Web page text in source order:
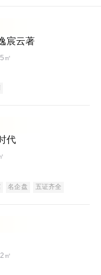
宸云著
㎡
代
名企盘 五证齐全
㎡